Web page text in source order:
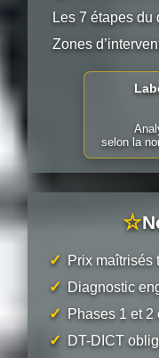
Les 7 étapes
Zones
selon la
☆
✓ Prix maîtrisés
✓ Diagnostic
✓ Phases 1 et
✓ DT-DICT